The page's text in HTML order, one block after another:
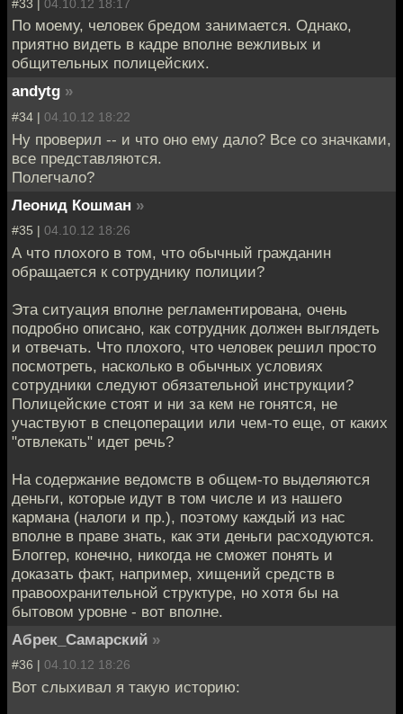
#33 | 04.10.12 18:17
По моему, человек бредом занимается. Однако,
приятно видеть в кадре вполне вежливых и
общительных полицейских.
andytg »
#34 | 04.10.12 18:22
Ну проверил -- и что оно ему дало? Все со значками,
все представляются.
Полегчало?
Леонид Кошман »
#35 | 04.10.12 18:26
А что плохого в том, что обычный гражданин
обращается к сотруднику полиции?
Эта ситуация вполне регламентирована, очень
подробно описано, как сотрудник должен выглядеть
и отвечать. Что плохого, что человек решил просто
посмотреть, насколько в обычных условиях
сотрудники следуют обязательной инструкции?
Полицейские стоят и ни за кем не гонятся, не
участвуют в спецоперации или чем-то еще, от каких
"отвлекать" идет речь?
На содержание ведомств в общем-то выделяются
деньги, которые идут в том числе и из нашего
кармана (налоги и пр.), поэтому каждый из нас
вполне в праве знать, как эти деньги расходуются.
Блоггер, конечно, никогда не сможет понять и
доказать факт, например, хищений средств в
правоохранительной структуре, но хотя бы на
бытовом уровне - вот вполне.
Абрек_Самарский »
#36 | 04.10.12 18:26
Вот слыхивал я такую историю: